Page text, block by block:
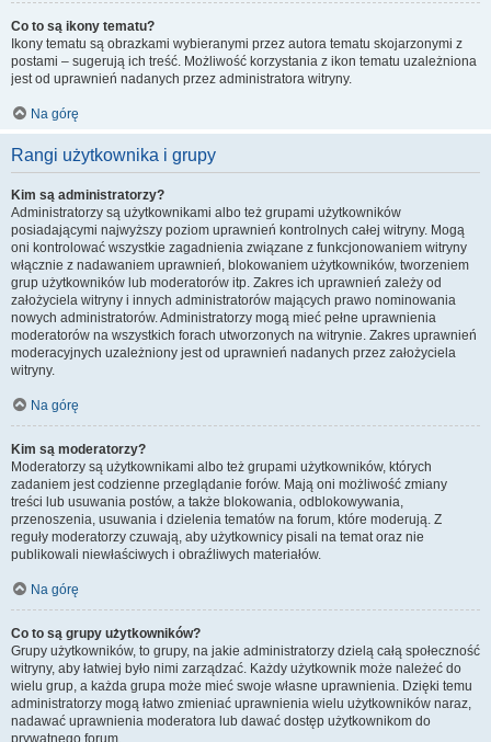
Co to są ikony tematu?
Ikony tematu są obrazkami wybieranymi przez autora tematu skojarzonymi z
postami – sugerują ich treść. Możliwość korzystania z ikon tematu uzależniona
jest od uprawnień nadanych przez administratora witryny.
Na górę
Rangi użytkownika i grupy
Kim są administratorzy?
Administratorzy są użytkownikami albo też grupami użytkowników
posiadającymi najwyższy poziom uprawnień kontrolnych całej witryny. Mogą
oni kontrolować wszystkie zagadnienia związane z funkcjonowaniem witryny
włącznie z nadawaniem uprawnień, blokowaniem użytkowników, tworzeniem
grup użytkowników lub moderatorów itp. Zakres ich uprawnień zależy od
założyciela witryny i innych administratorów mających prawo nominowania
nowych administratorów. Administratorzy mogą mieć pełne uprawnienia
moderatorów na wszystkich forach utworzonych na witrynie. Zakres uprawnień
moderacyjnych uzależniony jest od uprawnień nadanych przez założyciela
witryny.
Na górę
Kim są moderatorzy?
Moderatorzy są użytkownikami albo też grupami użytkowników, których
zadaniem jest codzienne przeglądanie forów. Mają oni możliwość zmiany
treści lub usuwania postów, a także blokowania, odblokowywania,
przenoszenia, usuwania i dzielenia tematów na forum, które moderują. Z
reguły moderatorzy czuwają, aby użytkownicy pisali na temat oraz nie
publikowali niewłaściwych i obraźliwych materiałów.
Na górę
Co to są grupy użytkowników?
Grupy użytkowników, to grupy, na jakie administratorzy dzielą całą społeczność
witryny, aby łatwiej było nimi zarządzać. Każdy użytkownik może należeć do
wielu grup, a każda grupa może mieć swoje własne uprawnienia. Dzięki temu
administratorzy mogą łatwo zmieniać uprawnienia wielu użytkowników naraz,
nadawać uprawnienia moderatora lub dawać dostęp użytkownikom do
prywatnego forum.